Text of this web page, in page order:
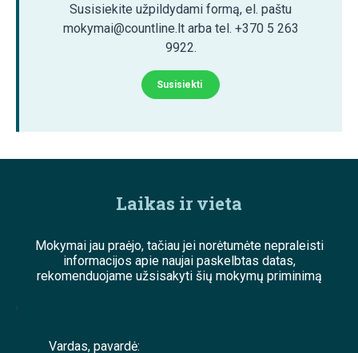
Susisiekite užpildydami formą, el. paštu
mokymai@countline.lt arba tel. +370 5 263
9922.
Susisiekti
Laikas ir vieta
Mokymai jau praėjo, tačiau jei norėtumėte nepraleisti
informacijos apie naujai paskelbtas datas,
rekomenduojame užsisakyti šių mokymų priminimą
;
Vardas, pavardė: